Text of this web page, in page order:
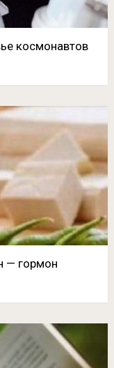
космонавтов
— гормон